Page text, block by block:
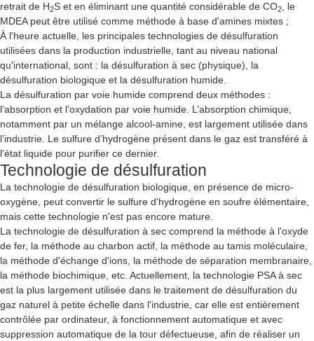
retrait de H2S et en éliminant une quantité considérable de CO2, le
MDEA peut être utilisé comme méthode à base d'amines mixtes ;
À l'heure actuelle, les principales technologies de désulfuration
utilisées dans la production industrielle, tant au niveau national
qu'international, sont : la désulfuration à sec (physique), la
désulfuration biologique et la désulfuration humide.
La désulfuration par voie humide comprend deux méthodes :
l’absorption et l’oxydation par voie humide. L’absorption chimique,
notamment par un mélange alcool-amine, est largement utilisée dans
l’industrie. Le sulfure d’hydrogène présent dans le gaz est transféré à
l’état liquide pour purifier ce dernier.
Technologie de désulfuration
La technologie de désulfuration biologique, en présence de micro-
oxygène, peut convertir le sulfure d'hydrogène en soufre élémentaire,
mais cette technologie n'est pas encore mature.
La technologie de désulfuration à sec comprend la méthode à l'oxyde
de fer, la méthode au charbon actif, la méthode au tamis moléculaire,
la méthode d'échange d'ions, la méthode de séparation membranaire,
la méthode biochimique, etc. Actuellement, la technologie PSA à sec
est la plus largement utilisée dans le traitement de désulfuration du
gaz naturel à petite échelle dans l'industrie, car elle est entièrement
contrôlée par ordinateur, à fonctionnement automatique et avec
suppression automatique de la tour défectueuse, afin de réaliser un